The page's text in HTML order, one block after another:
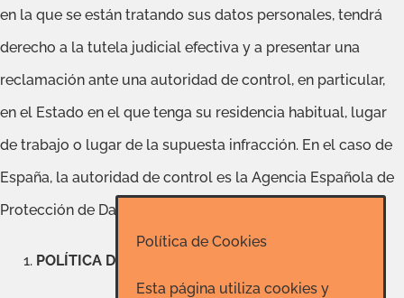
en la que se están tratando sus datos personales, tendrá
derecho a la tutela judicial efectiva y a presentar una
reclamación ante una autoridad de control, en particular,
en el Estado en el que tenga su residencia habitual, lugar
de trabajo o lugar de la supuesta infracción. En el caso de
España, la autoridad de control es la Agencia Española de
Protección de Datos (http://www.agpd.es).
POLÍTICA DE COOKIES
Política de Cookies
Esta página utiliza cookies y